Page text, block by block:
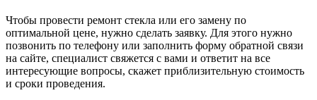
Чтобы провести ремонт стекла или его замену по
оптимальной цене, нужно сделать заявку. Для этого нужно
позвонить по телефону или заполнить форму обратной связи
на сайте, специалист свяжется с вами и ответит на все
интересующие вопросы, скажет приблизительную стоимость
и сроки проведения.